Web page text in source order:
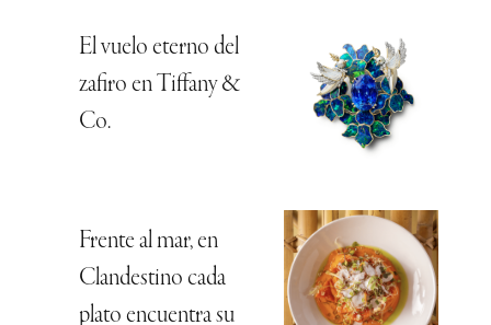
El vuelo eterno del
zafiro en Tiffany &
Co.
Frente al mar, en
Clandestino cada
plato encuentra su